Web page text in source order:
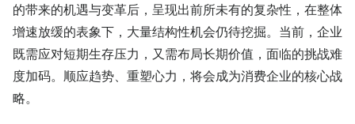
的带来的机遇与变革后，呈现出前所未有的复杂性，在整体
增速放缓的表象下，大量结构性机会仍待挖掘。当前，企业
既需应对短期生存压力，又需布局长期价值，面临的挑战难
度加码。顺应趋势、重塑心力，将会成为消费企业的核心战
略。